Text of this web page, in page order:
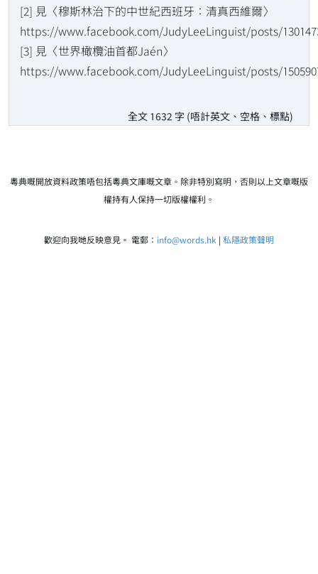
[2] 見〈穆斯林治下的中世紀西班牙：清真西維爾〉
https://www.facebook.com/JudyLeeLinguist/posts/
[3] 見〈世界橄欖油首都Jaén〉
https://www.facebook.com/JudyLeeLinguist/posts/
全文 1632 字 (唔計英文、空格、標點)
粵典嘅開放資料政策唔包括粵典文庫嘅文章。除非特別寫明，否則以上文章嘅版
權持有人保持一切版權權利。
歡迎向我哋反映意見。 電郵： info@words.hk | 私隱政策聲明